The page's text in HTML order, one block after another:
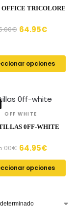
OFFICE TRICOLORE
€ 64.95€
opciones
OFF WHITE
0FF-WHITE
€ 64.95€
opciones